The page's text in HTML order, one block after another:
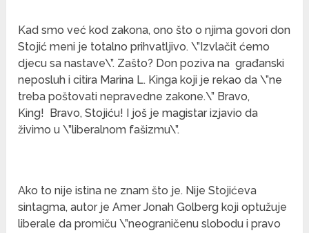
Kad smo već kod zakona, ono što o njima govori don
Stojić meni je totalno prihvatljivo. \”Izvlačit ćemo
djecu sa nastave\”. Zašto? Don poziva na građanski
neposluh i citira Marina L. Kinga koji je rekao da \”ne
treba poštovati nepravedne zakone.\” Bravo,
King! Bravo, Stojiću! I još je magistar izjavio da
živimo u \”liberalnom fašizmu\”.
Ako to nije istina ne znam što je. Nije Stojićeva
sintagma, autor je Amer Jonah Golberg koji optužuje
liberale da promiču \”neograničenu slobodu i pravo